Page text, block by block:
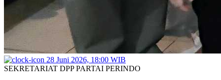
28 Juni 2026, 18:00 WIB
SEKRETARIAT DPP PARTAI PERINDO